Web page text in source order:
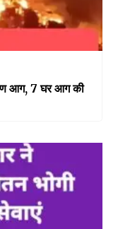
आग, 7 घर आग की